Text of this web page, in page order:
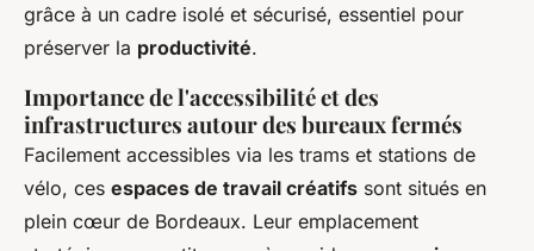
grâce à un cadre isolé et sécurisé, essentiel pour
préserver la productivité.
Importance de l'accessibilité et des
infrastructures autour des bureaux fermés
Facilement accessibles via les trams et stations de
vélo, ces espaces de travail créatifs sont situés en
plein cœur de Bordeaux. Leur emplacement